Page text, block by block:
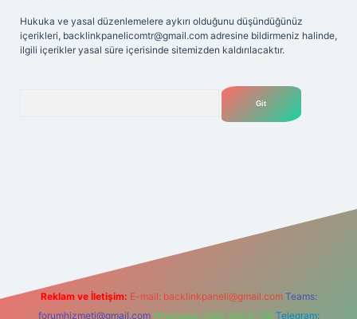
Hukuka ve yasal düzenlemelere aykırı olduğunu düşündüğünüz
içerikleri, backlinkpanelicomtr@gmail.com adresine bildirmeniz halinde,
ilgili içerikler yasal süre içerisinde sitemizden kaldırılacaktır.
Reklam ve İletişim: E-mail: backlinkpaneli@gmail.com Teams:
forumhizmeti@gmail.com Whatsapp: 0262 606 0 726 Telegram: